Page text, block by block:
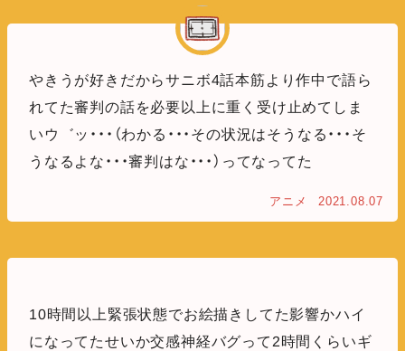
やきうが好きだからサニボ4話本筋より作中で語ら
れてた審判の話を必要以上に重く受け止めてしま
いウ゛ッ・・・（わかる・・・その状況はそうなる・・・そ
うなるよな・・・審判はな・・・）ってなってた
アニメ 2021.08.07
10時間以上緊張状態でお絵描きしてた影響かハイ
になってたせいか交感神経バグって2時間くらいギ